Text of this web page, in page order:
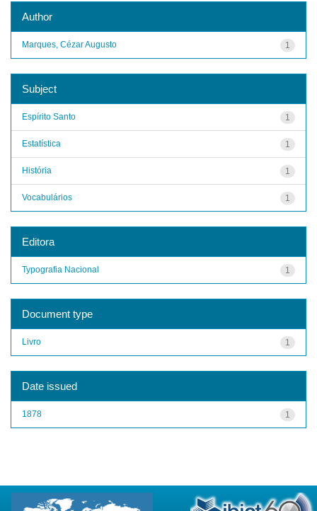
Author
1
Marques, Cézar Augusto
Subject
1
Espírito Santo
1
Estatística
1
História
1
Vocabulários
Editora
1
Typografia Nacional
Document type
1
Livro
Date issued
1
1878